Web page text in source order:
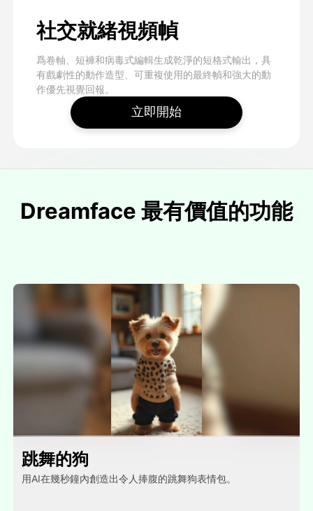
社交就緒視頻幀
爲卷軸、短褲和病毒式編輯生成乾淨的短格式輸出，具
有戲劇性的動作造型、可重複使用的最終幀和強大的動
作優先視覺回報。
立即開始
Dreamface 最有價值的功能
跳舞的狗
用AI在幾秒鐘內創造出令人捧腹的跳舞狗表情包。